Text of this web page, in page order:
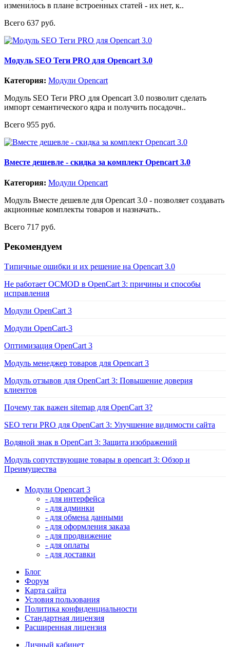
изменилось в плане встроенных статей - их нет, к..
Всего 637 руб.
Модуль SEO Теги PRO для Opencart 3.0
Категория: Модули Opencart
Модуль SEO Теги PRO для Opencart 3.0 позволит сделать
импорт семантического ядра и получить посадочн..
Всего 955 руб.
Вместе дешевле - скидка за комплект Opencart 3.0
Категория: Модули Opencart
Модуль Вместе дешевле для Opencart 3.0 - позволяет создавать
акционные комплекты товаров и назначать..
Всего 717 руб.
Рекомендуем
Типичные ошибки и их решение на Opencart 3.0
Не работает OCMOD в OpenCart 3: причины и способы
исправления
Модули OpenCart 3
Модули OpenCart-3
Оптимизация OpenCart 3
Модуль менеджер товаров для Opencart 3
Модуль отзывов для OpenCart 3: Повышение доверия
клиентов
Почему так важен sitemap для OpenCart 3?
SEO теги PRO для OpenCart 3: Улучшение видимости сайта
Водяной знак в OpenCart 3: Защита изображений
Модуль сопутствующие товары в opencart 3: Обзор и
Преимущества
Модули Opencart 3
- для интерфейса
- для админки
- для обмена данными
- для оформления заказа
- для продвижение
- для оплаты
- для доставки
Блог
Форум
Карта сайта
Условия пользования
Политика конфиденциальности
Стандартная лицензия
Расширенная лицензия
Личный кабинет